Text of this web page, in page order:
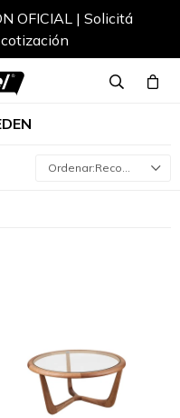
OFICIAL | Solicitá
Recomendados